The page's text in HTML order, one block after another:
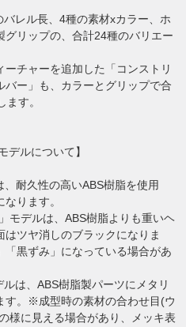
レル長、4種の素材xカラー、ホ
リップの、合計24種のバリエー
チャーを追加した「コンストリ
ー」も、カラーとグリップで合
す。
デルについて】
、耐久性の高いABS樹脂を使用
ります。
モデルは、ABS樹脂よりも重いヘ
ツヤ消しのブラックになりま
黒ずみ」になっている場合があ
ルは、ABS樹脂製パーツにメタリ
す。※成型時の素材の合わせ目(ウ
様に見える場合があり、メッキ表